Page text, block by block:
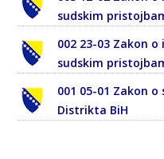
sudskim
002 23-03 Zakon
sudskim
001 05-01 Zakon
Distrikta BiH